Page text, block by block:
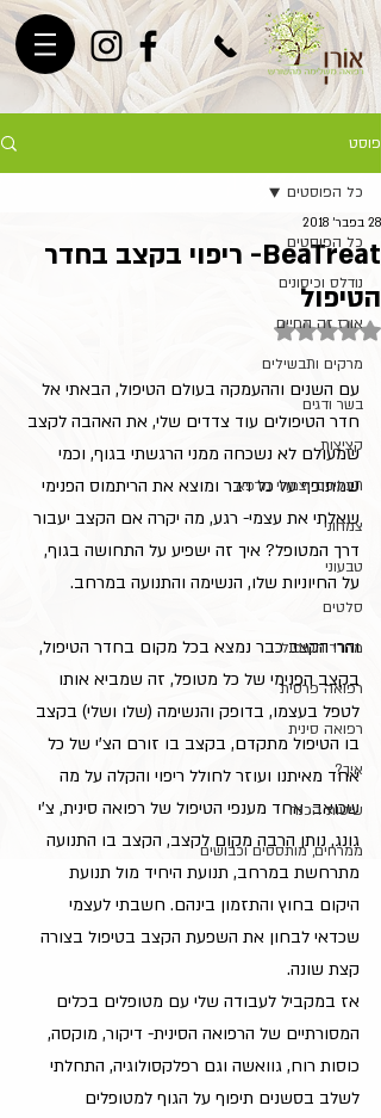
פוסט
כל הפוסטים
נודלס וכיסונים
אורז זה החיים
מרקים ותבשילים
בשר ודגים
קציצות
תבלינים וצמחי מרפא
צמחוני
טבעוני
סלטים
מחדר הטיפול
רפואה פרסית
רפואה סינית
איך?
שיטות הכנה
ממרחים, מותססים וכבושים
כל הפוסטים
BeaTreat- ריפוי בקצב בחדר
הטיפול
28 בפבר׳ 2018
דירוג של NaN מתוך 5 כוכבים
עם השנים וההעמקה בעולם הטיפול, הבאתי אל
חדר הטיפולים עוד צדדים שלי, את האהבה לקצב
שמעולם לא נשכחה ממני הרגשתי בגוף, וכמי
שמתופף על כל דבר ומוצא את הריתמוס הפנימי
שאלתי את עצמי- רגע, מה יקרה אם הקצב יעבור
דרך המטופל? איך זה ישפיע על התחושה בגוף,
על החיוניות שלו, הנשימה והתנועה במרחב.
והרי הקצב כבר נמצא בכל מקום בחדר הטיפול,
בקצב הפנימי של כל מטופל, זה שמביא אותו
לטפל בעצמו, בדופק והנשימה (שלו ושלי) בקצב
בו הטיפול מתקדם, בקצב בו זורם הצ'י של כל
אחד מאיתנו ועוזר לחולל ריפוי והקלה על מה
שכואב. אחד מענפי הטיפול של רפואה סינית, צ'י
גונג, נותן הרבה מקום לקצב, הקצב בו התנועה
מתרחשת במרחב, תנועת היחיד מול תנועת
היקום בחוץ והתזמון בינהם. חשבתי לעצמי
שכדאי לבחון את השפעת הקצב בטיפול בצורה
קצת שונה.
אז במקביל לעבודה שלי עם מטופלים בכלים
המסורתיים של הרפואה הסינית- דיקור, מוקסה,
כוסות רוח, גוואשה וגם רפלקסולוגיה, התחלתי
לשלב בסשנים תיפוף על הגוף למטופלים